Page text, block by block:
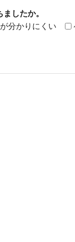
したか。
分かりにくい